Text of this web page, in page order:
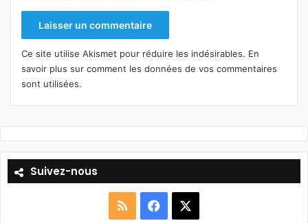
Ce site utilise Akismet pour réduire les indésirables. En
savoir plus sur comment les données de vos commentaires
sont utilisées.
Suivez-nous